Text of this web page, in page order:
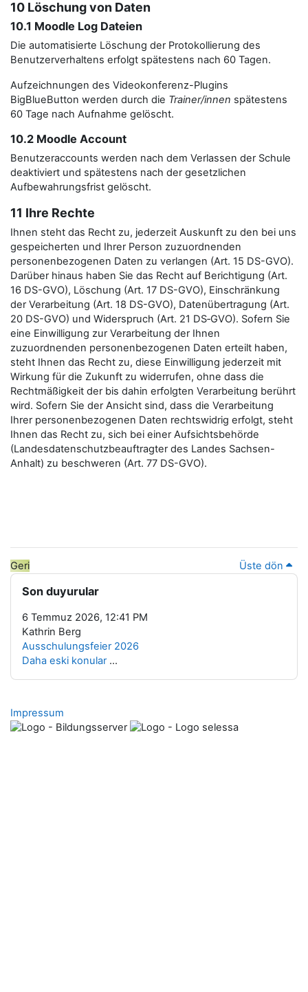
10 Löschung von Daten
10.1 Moodle Log Dateien
Die automatisierte Löschung der Protokollierung des
Benutzerverhaltens erfolgt spätestens nach 60 Tagen.
Aufzeichnungen des Videokonferenz-Plugins
BigBlueButton werden durch die Trainer/innen spätestens
60 Tage nach Aufnahme gelöscht.
10.2 Moodle Account
Benutzeraccounts werden nach dem Verlassen der Schule
deaktiviert und spätestens nach der gesetzlichen
Aufbewahrungsfrist gelöscht.
11 Ihre Rechte
Ihnen steht das Recht zu, jederzeit Auskunft zu den bei uns
gespeicherten und Ihrer Person zuzuordnenden
personenbezogenen Daten zu verlangen (Art. 15 DS-GVO).
Darüber hinaus haben Sie das Recht auf Berichtigung (Art.
16 DS-GVO), Löschung (Art. 17 DS-GVO), Einschränkung
der Verarbeitung (Art. 18 DS-GVO), Datenübertragung (Art.
20 DS-GVO) und Widerspruch (Art. 21 DS‑GVO). Sofern Sie
eine Einwilligung zur Verarbeitung der Ihnen
zuzuordnenden personenbezogenen Daten erteilt haben,
steht Ihnen das Recht zu, diese Einwilligung jederzeit mit
Wirkung für die Zukunft zu widerrufen, ohne dass die
Rechtmäßigkeit der bis dahin erfolgten Verarbeitung berührt
wird. Sofern Sie der Ansicht sind, dass die Verarbeitung
Ihrer personenbezogenen Daten rechtswidrig erfolgt, steht
Ihnen das Recht zu, sich bei einer Aufsichtsbehörde
(Landesdatenschutzbeauftragter des Landes Sachsen-
Anhalt) zu beschweren (Art. 77 DS-GVO).
Geri Üste dön
Bloklar
Son duyurular 'yı atla
Son duyurular
6 Temmuz 2026, 12:41 PM
Kathrin Berg
Ausschulungsfeier 2026
Daha eski konular...
Impressum